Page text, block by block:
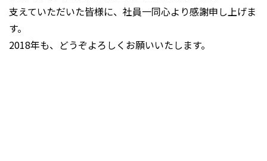
支えていただいた皆様に、社員一同心より感謝申し上げま
す。
2018年も、どうぞよろしくお願いいたします。